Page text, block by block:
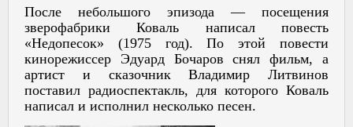
После небольшого эпизода — посещения
зверофабрики Коваль написал повесть
«Недопесок» (1975 год). По этой повести
кинорежиссер Эдуард Бочаров снял фильм, а
артист и сказочник Владимир Литвинов
поставил радиоспектакль, для которого Коваль
написал и исполнил несколько песен.